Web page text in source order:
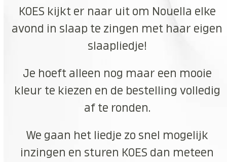
KOES kijkt er naar uit om Nouella elke
avond in slaap te zingen met haar eigen
slaapliedje!
Je hoeft alleen nog maar een mooie
kleur te kiezen en de bestelling volledig
af te ronden.
We gaan het liedje zo snel mogelijk
inzingen en sturen KOES dan meteen